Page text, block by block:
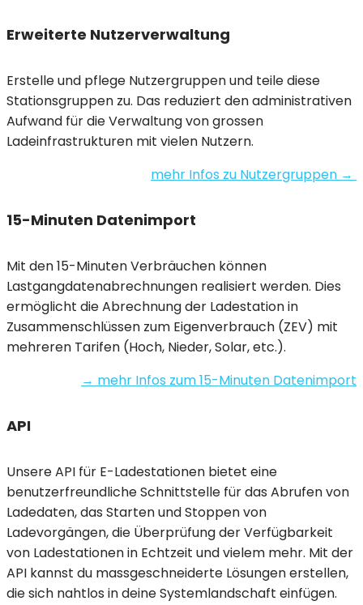
Erweiterte Nutzerverwaltung
Erstelle und pflege Nutzergruppen und teile diese
Stationsgruppen zu. Das reduziert den administrativen
Aufwand für die Verwaltung von grossen
Ladeinfrastrukturen mit vielen Nutzern.
mehr Infos zu Nutzergruppen →
15-Minuten Datenimport
Mit den 15-Minuten Verbräuchen können
Lastgangdatenabrechnungen realisiert werden. Dies
ermöglicht die Abrechnung der Ladestation in
Zusammenschlüssen zum Eigenverbrauch (ZEV) mit
mehreren Tarifen (Hoch, Nieder, Solar, etc.).
→ mehr Infos zum 15-Minuten Datenimport
API
Unsere API für E-Ladestationen bietet eine
benutzerfreundliche Schnittstelle für das Abrufen von
Ladedaten, das Starten und Stoppen von
Ladevorgängen, die Überprüfung der Verfügbarkeit
von Ladestationen in Echtzeit und vielem mehr. Mit der
API kannst du massgeschneiderte Lösungen erstellen,
die sich nahtlos in deine Systemlandschaft einfügen.